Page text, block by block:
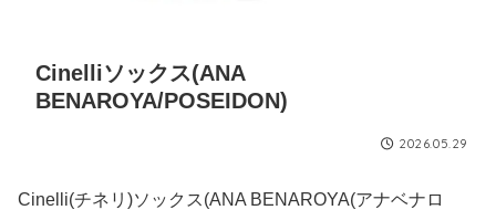
Cinelliソックス(ANA
BENAROYA/POSEIDON)
2026.05.29
Cinelli(チネリ)ソックス(ANA BENAROYA(アナベナロ